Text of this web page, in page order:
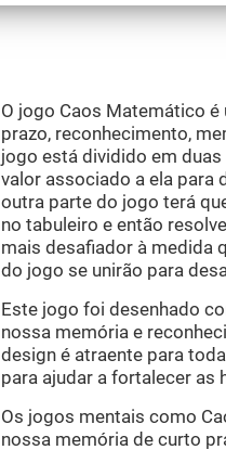
O jogo Caos Matemático
prazo, reconhecimento,
jogo está dividido em
valor associado a ela para
outra parte do jogo terá
no tabuleiro e então
mais desafiador à medida
do jogo se unirão para
Este jogo foi desenhado
nossa memória e
design é atraente para
para ajudar a fortalecer as
Os jogos mentais como
nossa memória de curto